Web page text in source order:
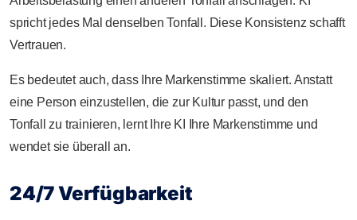
spricht jedes Mal denselben Tonfall. Diese Konsistenz schafft
Vertrauen.
Es bedeutet auch, dass Ihre Markenstimme skaliert. Anstatt
eine Person einzustellen, die zur Kultur passt, und den
Tonfall zu trainieren, lernt Ihre KI Ihre Markenstimme und
wendet sie überall an.
24/7 Verfügbarkeit